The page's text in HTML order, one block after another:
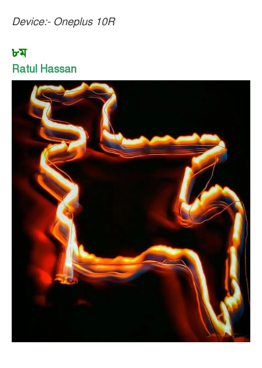
Device:- Oneplus 10R
৮ম
Ratul Hassan